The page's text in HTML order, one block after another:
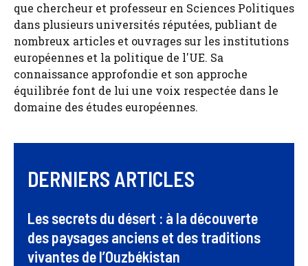
que chercheur et professeur en Sciences Politiques
dans plusieurs universités réputées, publiant de
nombreux articles et ouvrages sur les institutions
européennes et la politique de l'UE. Sa
connaissance approfondie et son approche
équilibrée font de lui une voix respectée dans le
domaine des études européennes.
DERNIERS ARTICLES
Les secrets du désert : à la découverte
des paysages anciens et des traditions
vivantes de l’Ouzbékistan